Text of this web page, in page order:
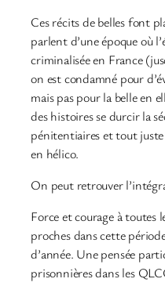
Ces récits de belles font
parlent d’une époque où
criminalisée en France
on est condamné pour
mais pas pour la belle en
des histoires se durcir la
pénitentiaires et tout
en hélico.
On peut retrouver
Force et courage à toutes
proches dans cette
d’année. Une pensée
prisonnières dans les